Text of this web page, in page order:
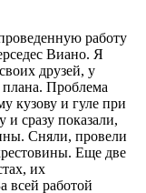
работу
Виано. Я
друзей, у
Проблема
кузову и гуле при
и сразу показали,
Сняли, провели
Еще две
их
всей работой